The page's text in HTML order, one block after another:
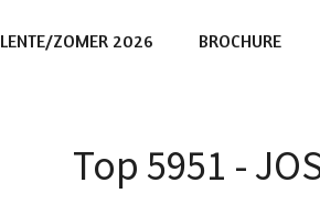
LENTE/ZOMER 2026 BROCHURE
Top 5951 -